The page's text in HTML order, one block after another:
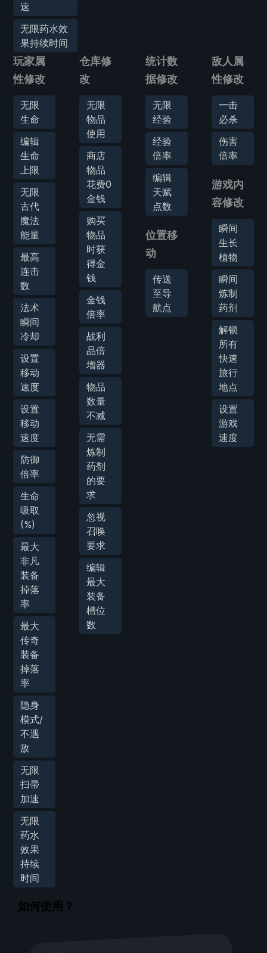
速
无限药水效
果持续时间
玩家属
性修改
无限
生命
编辑
生命
上限
无限
古代
魔法
能量
最高
连击
数
法术
瞬间
冷却
设置
移动
速度
设置
移动
速度
防御
倍率
生命
吸取
(%)
最大
非凡
装备
掉落
率
最大
传奇
装备
掉落
率
隐身
模式/
不遇
敌
无限
扫帚
加速
无限
药水
效果
持续
时间
仓库修
改
无限
物品
使用
商店
物品
花费0
金钱
购买
物品
时获
得金
钱
金钱
倍率
战利
品倍
增器
物品
数量
不减
无需
炼制
药剂
的要
求
忽视
召唤
要求
编辑
最大
装备
槽位
数
统计数
据修改
无限
经验
经验
倍率
编辑
天赋
点数
位置移
动
传送
至导
航点
敌人属
性修改
一击
必杀
伤害
倍率
游戏内
容修改
瞬间
生长
植物
瞬间
炼制
药剂
解锁
所有
快速
旅行
地点
设置
游戏
速度
如何使用？